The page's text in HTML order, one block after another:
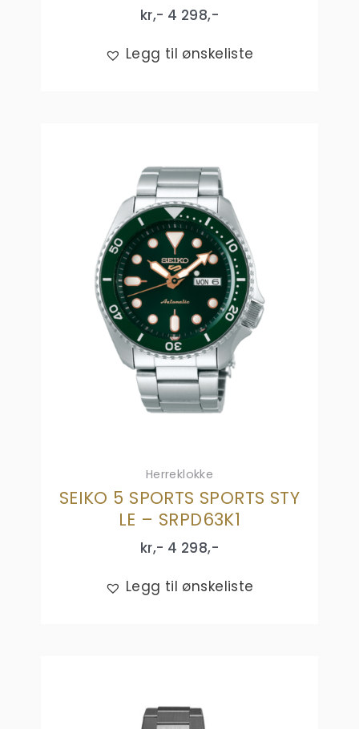
kr,- 4 298,-
Legg til ønskeliste
Herreklokke
SEIKO 5 SPORTS SPORTS STY
LE – SRPD63K1
kr,- 4 298,-
Legg til ønskeliste